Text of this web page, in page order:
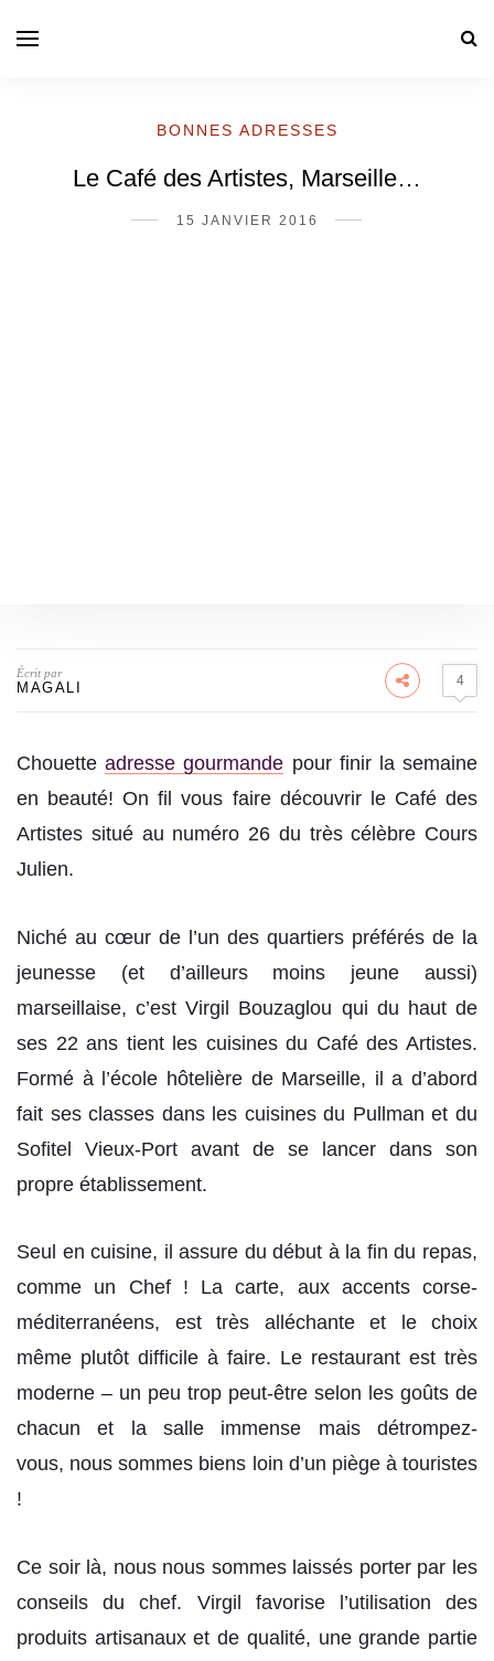
BONNES ADRESSES
Le Café des Artistes, Marseille…
15 JANVIER 2016
Écrit par
MAGALI 4
Chouetteadresse gourmande pour finir la semaine
en beauté! On fil vous faire découvrir le Café des
Artistes situé au numéro 26 du très célèbre Cours
Julien.
Niché au cœur de l’un des quartiers préférés de la
jeunesse (et d’ailleurs moins jeune aussi)
marseillaise, c’est Virgil Bouzaglou qui du haut de
ses 22 ans tient les cuisines du Café des Artistes.
Formé à l’école hôtelière de Marseille, il a d’abord
fait ses classes dans les cuisines du Pullman et du
Sofitel Vieux-Port avant de se lancer dans son
propre établissement.
Seul en cuisine, il assure du début à la fin du repas,
comme un Chef ! La carte, aux accents corse-
méditerranéens, est très alléchante et le choix
même plutôt difficile à faire. Le restaurant est très
moderne – un peu trop peut-être selon les goûts de
chacun et la salle immense mais détrompez-
vous, nous sommes biens loin d’un piège à touristes
!
Ce soir là, nous nous sommes laissés porter par les
conseils du chef. Virgil favorise l’utilisation des
produits artisanaux et de qualité, une grande partie